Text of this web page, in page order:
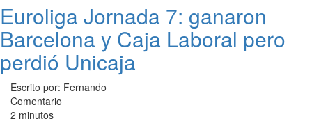
Euroliga Jornada 7: ganaron
Barcelona y Caja Laboral pero
perdió Unicaja
Escrito por: Fernando
Comentario
2 minutos